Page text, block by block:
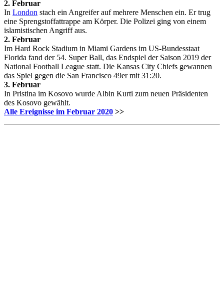
2. Februar
In London stach ein Angreifer auf mehrere Menschen ein. Er trug
eine Sprengstoffattrappe am Körper. Die Polizei ging von einem
islamistischen Angriff aus.
2. Februar
Im Hard Rock Stadium in Miami Gardens im US-Bundesstaat
Florida fand der 54. Super Ball, das Endspiel der Saison 2019 der
National Football League statt. Die Kansas City Chiefs gewannen
das Spiel gegen die San Francisco 49er mit 31:20.
3. Februar
In Pristina im Kosovo wurde Albin Kurti zum neuen Präsidenten
des Kosovo gewählt.
Alle Ereignisse im Februar 2020 >>